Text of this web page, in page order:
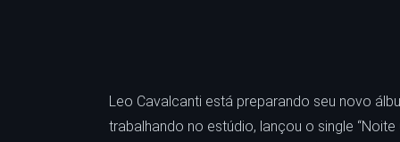
Leo Cavalcanti está preparando seu novo
trabalhando no estúdio, lançou o single